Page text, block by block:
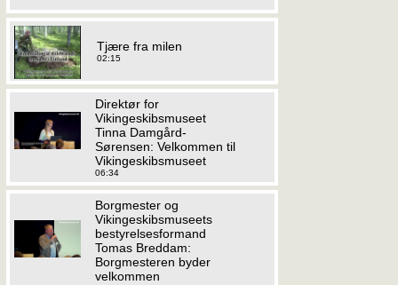
Tjære fra milen
02:15
Direktør for
Vikingeskibsmuseet
Tinna Damgård-
Sørensen: Velkommen til
Vikingeskibsmuseet
06:34
Borgmester og
Vikingeskibsmuseets
bestyrelsesformand
Tomas Breddam:
Borgmesteren byder
velkommen